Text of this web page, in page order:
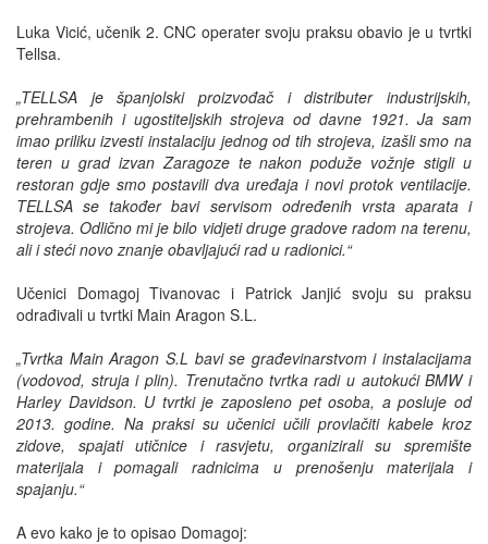
Luka Vicić, učenik 2. CNC operater svoju praksu obavio je u tvrtki
Tellsa.
„TELLSA je španjolski proizvođač i distributer industrijskih,
prehrambenih i ugostiteljskih strojeva od davne 1921. Ja sam
imao priliku izvesti instalaciju jednog od tih strojeva, izašli smo na
teren u grad izvan Zaragoze te nakon poduže vožnje stigli u
restoran gdje smo postavili dva uređaja i novi protok ventilacije.
TELLSA se također bavi servisom određenih vrsta aparata i
strojeva. Odlično mi je bilo vidjeti druge gradove radom na terenu,
ali i steći novo znanje obavljajući rad u radionici.“
Učenici Domagoj Tivanovac i Patrick Janjić svoju su praksu
odrađivali u tvrtki Main Aragon S.L.
„Tvrtka Main Aragon S.L bavi se građevinarstvom i instalacijama
(vodovod, struja i plin). Trenutačno tvrtka radi u autokući BMW i
Harley Davidson. U tvrtki je zaposleno pet osoba, a posluje od
2013. godine. Na praksi su učenici učili provlačiti kabele kroz
zidove, spajati utičnice i rasvjetu, organizirali su spremište
materijala i pomagali radnicima u prenošenju materijala i
spajanju.“
A evo kako je to opisao Domagoj: